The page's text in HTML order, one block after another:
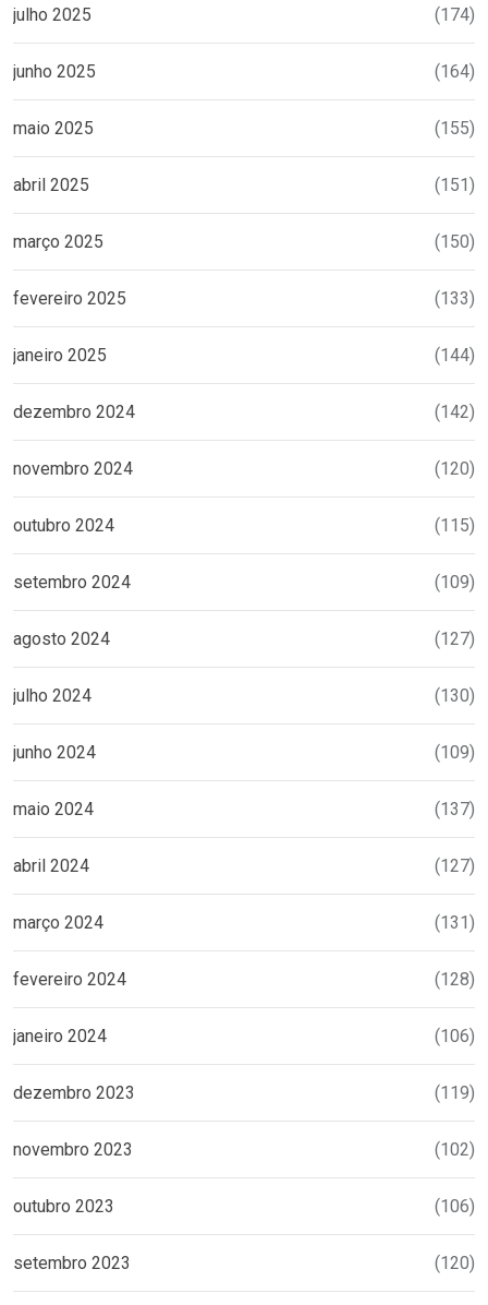
julho 2025 (174)
junho 2025 (164)
maio 2025 (155)
abril 2025 (151)
março 2025 (150)
fevereiro 2025 (133)
janeiro 2025 (144)
dezembro 2024 (142)
novembro 2024 (120)
outubro 2024 (115)
setembro 2024 (109)
agosto 2024 (127)
julho 2024 (130)
junho 2024 (109)
maio 2024 (137)
abril 2024 (127)
março 2024 (131)
fevereiro 2024 (128)
janeiro 2024 (106)
dezembro 2023 (119)
novembro 2023 (102)
outubro 2023 (106)
setembro 2023 (120)